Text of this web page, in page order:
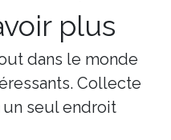
plus
dans le monde
Collecte
seul endroit